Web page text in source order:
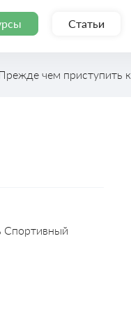
Статьи
чем приступить
Спортивный